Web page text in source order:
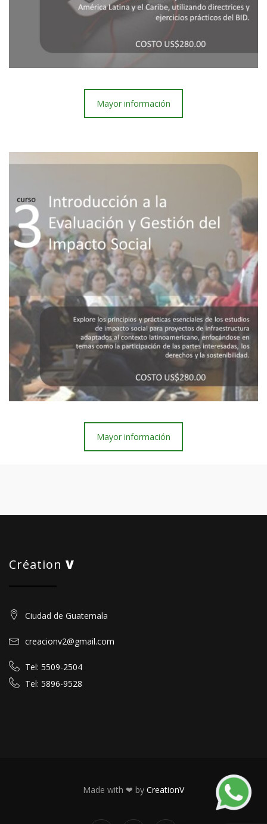
Mayor información
Mayor información
Création V
Ciudad de Guatemala
creacionv2@gmail.com
Tel: 5509-2504
Tel: 5896-9528
Made with ❤ by CreationV